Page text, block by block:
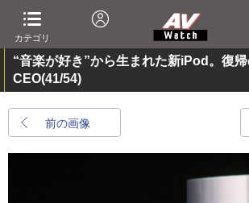
カテゴリ
“音楽が好き”から生まれた新iPod。復
CEO(41/54)
前の画像